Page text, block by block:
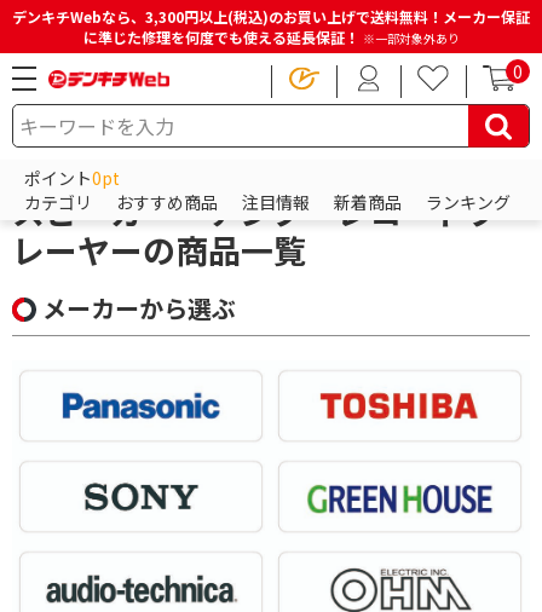
デンキチWebなら、3,300円以上(税込)のお買い上げで送料無料！メーカー保証
に準じた修理を何度でも使える延長保証！ ※一部対象外あり
0
ポイント0pt
カテゴリ
おすすめ商品 注目情報 新着商品 ランキング
HOME 商品一覧ページ オーディオ
スピーカー・アンプ・レコードプ
レーヤーの商品一覧
メーカーから選ぶ